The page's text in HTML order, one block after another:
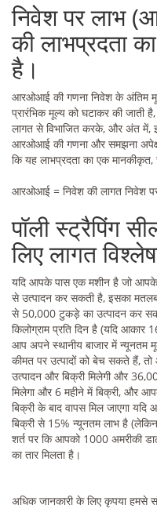
निवेश पर लाभ
की लाभप्रदता
है।
आरओआई की गणना निवेश के अंतिम
प्रारंभिक मूल्य को घटाकर की जाती
लागत से विभाजित करके, और अंत में,
आरओआई की गणना और समझना
कि यह लाभप्रदता का एक मानकीकृत,
आरओआई = निवेश की लागत निवेश
पॉली स्ट्रैपिंग
लिए लागत
यदि आपके पास एक मशीन है जो
से उत्पादन कर सकती है, इसका
से 50,000 टुकड़े का उत्पादन कर
किलोग्राम प्रति दिन है (यदि आकार
आप अपने स्थानीय बाजार में
कीमत पर उत्पादों को बेच सकते हैं,
उत्पादन और बिक्री मिलेगी और
मिलेगा और 6 महीने में बिक्री, और
बिक्री के बाद वापस मिल जाएगा
बिक्री से 15% न्यूनतम लाभ है
शर्त पर कि आपको 1000 अमरीकी
का तार मिलता है।
अधिक जानकारी के लिए कृपया हमसे